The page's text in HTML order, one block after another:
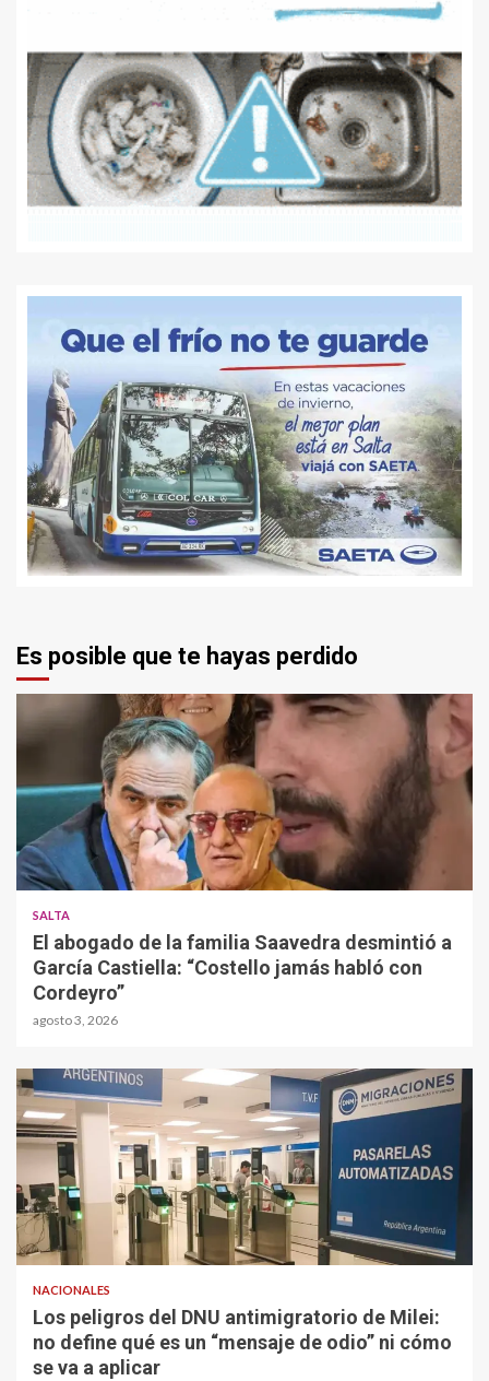
Es posible que te hayas perdido
SALTA
El abogado de la familia Saavedra desmintió a
García Castiella: “Costello jamás habló con
Cordeyro”
agosto 3, 2026
NACIONALES
Los peligros del DNU antimigratorio de Milei:
no define qué es un “mensaje de odio” ni cómo
se va a aplicar